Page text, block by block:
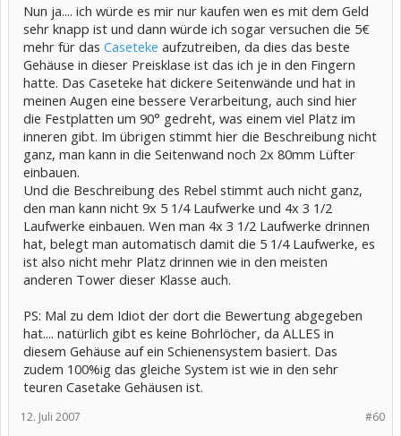
Nun ja.... ich würde es mir nur kaufen wen es mit dem Geld
sehr knapp ist und dann würde ich sogar versuchen die 5€
mehr für das Caseteke aufzutreiben, da dies das beste
Gehäuse in dieser Preisklase ist das ich je in den Fingern
hatte. Das Caseteke hat dickere Seitenwände und hat in
meinen Augen eine bessere Verarbeitung, auch sind hier
die Festplatten um 90° gedreht, was einem viel Platz im
inneren gibt. Im übrigen stimmt hier die Beschreibung nicht
ganz, man kann in die Seitenwand noch 2x 80mm Lüfter
einbauen.
Und die Beschreibung des Rebel stimmt auch nicht ganz,
den man kann nicht 9x 5 1/4 Laufwerke und 4x 3 1/2
Laufwerke einbauen. Wen man 4x 3 1/2 Laufwerke drinnen
hat, belegt man automatisch damit die 5 1/4 Laufwerke, es
ist also nicht mehr Platz drinnen wie in den meisten
anderen Tower dieser Klasse auch.
PS: Mal zu dem Idiot der dort die Bewertung abgegeben
hat.... natürlich gibt es keine Bohrlöcher, da ALLES in
diesem Gehäuse auf ein Schienensystem basiert. Das
zudem 100%ig das gleiche System ist wie in den sehr
teuren Casetake Gehäusen ist.
#60
12. Juli 2007